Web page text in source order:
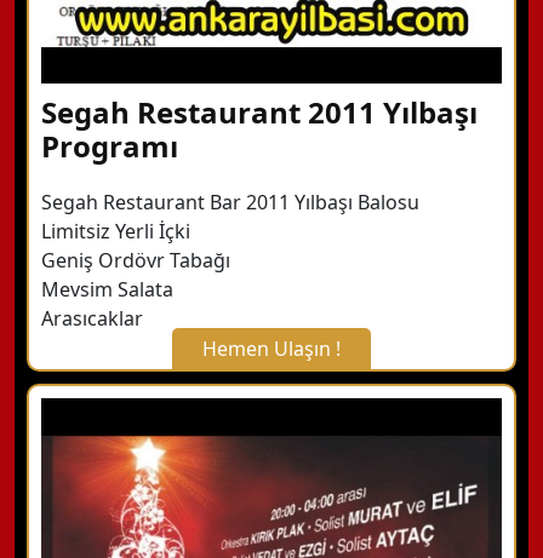
Segah Restaurant 2011 Yılbaşı
Programı
Segah Restaurant Bar 2011 Yılbaşı Balosu
Limitsiz Yerli İçki
Geniş Ordövr Tabağı
Mevsim Salata
Arasıcaklar
Hemen Ulaşın !
X Kapat
WhatsApp ile Bilgi Alın
Hemen Arayın